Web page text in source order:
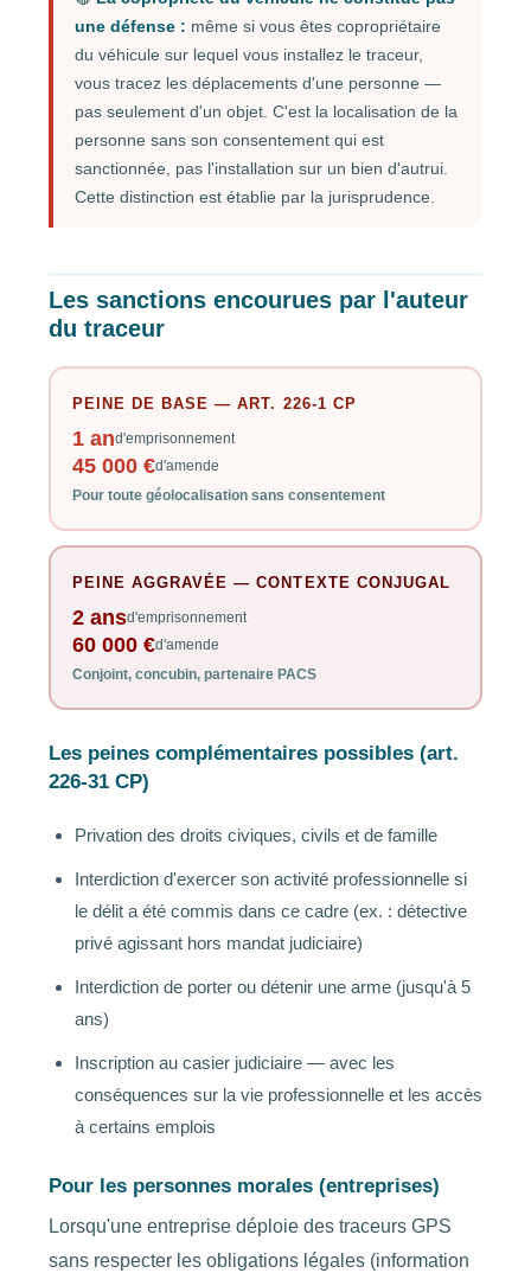
une défense : même si vous êtes copropriétaire
du véhicule sur lequel vous installez le traceur,
vous tracez les déplacements d'une personne —
pas seulement d'un objet. C'est la localisation de la
personne sans son consentement qui est
sanctionnée, pas l'installation sur un bien d'autrui.
Cette distinction est établie par la jurisprudence.
Les sanctions encourues par l'auteur
du traceur
PEINE DE BASE — ART. 226-1 CP
1 and'emprisonnement
45 000 €d'amende
Pour toute géolocalisation sans consentement
PEINE AGGRAVÉE — CONTEXTE CONJUGAL
2 ansd'emprisonnement
60 000 €d'amende
Conjoint, concubin, partenaire PACS
Les peines complémentaires possibles (art.
226-31 CP)
Privation des droits civiques, civils et de famille
Interdiction d'exercer son activité professionnelle si
le délit a été commis dans ce cadre (ex. : détective
privé agissant hors mandat judiciaire)
Interdiction de porter ou détenir une arme (jusqu'à 5
ans)
Inscription au casier judiciaire — avec les
conséquences sur la vie professionnelle et les accès
à certains emplois
Pour les personnes morales (entreprises)
Lorsqu'une entreprise déploie des traceurs GPS
sans respecter les obligations légales (information